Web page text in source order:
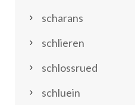
scharans
schlieren
schlossrued
schluein